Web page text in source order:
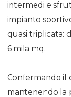
intermedi e
impianto
quasi triplicata:
6 mila mq.
Confermando il
mantenendo la